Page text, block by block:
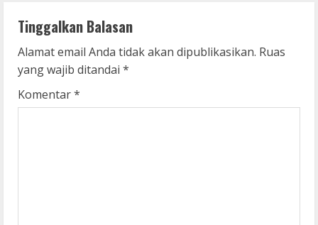
n
u
e
Tinggalkan Balasan
Alamat email Anda tidak akan dipublikasikan. Ruas
yang wajib ditandai *
Komentar*